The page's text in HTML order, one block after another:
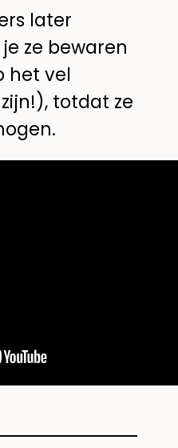
later
ze bewaren
het vel
totdat ze